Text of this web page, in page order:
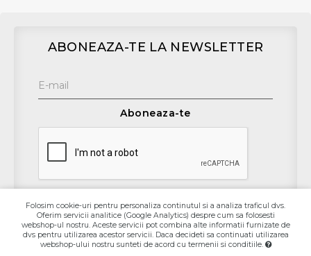
ABONEAZA-TE LA NEWSLETTER
Aboneaza-te
Contact
Folosim cookie-uri pentru personaliza continutul si a analiza traficul dvs.
Oferim servicii analitice (Google Analytics) despre cum sa folosesti
webshop-ul nostru. Aceste servicii pot combina alte informatii furnizate de
dvs pentru utilizarea acestor servicii. Daca decideti sa continuati utilizarea
webshop-ului nostru sunteti de acord cu termenii si conditiile.